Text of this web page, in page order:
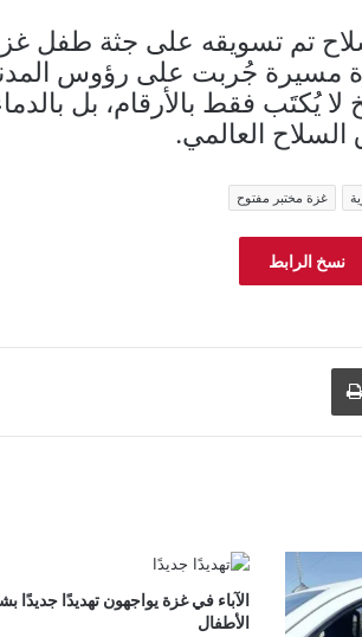
تم تسويقه على جثة طفل
مسيرة جُربت على رؤوس
لا يُكتَب فقط بالأرقام، بل
العالمي.
غزة مختبر مفتوح
نسخ الرابط
طباعة
الآباء في غزة يواجهون تهديدًا جديدًا
الأطفال